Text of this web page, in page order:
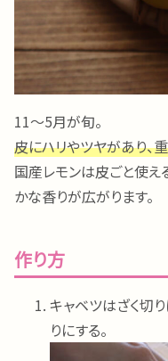
11～5月が旬。
皮にハリやツヤがあり、
国産レモンは皮ごと使え
かな香りが広がります。
作り方
キャベツはざく切
りにする。